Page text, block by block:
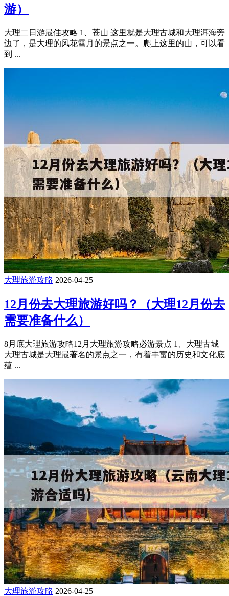
游）
大理二日游最佳攻略 1、苍山 这里就是大理古城和大理洱海旁
边了，是大理的风花雪月的景点之一。爬上这里的山，可以看
到 ...
大理旅游攻略 2026-04-25
12月份去大理旅游好吗？（大理12月份去
需要准备什么）
8月底大理旅游攻略12月大理旅游攻略必游景点 1、大理古城
大理古城是大理最著名的景点之一，有着丰富的历史和文化底
蕴 ...
大理旅游攻略 2026-04-25